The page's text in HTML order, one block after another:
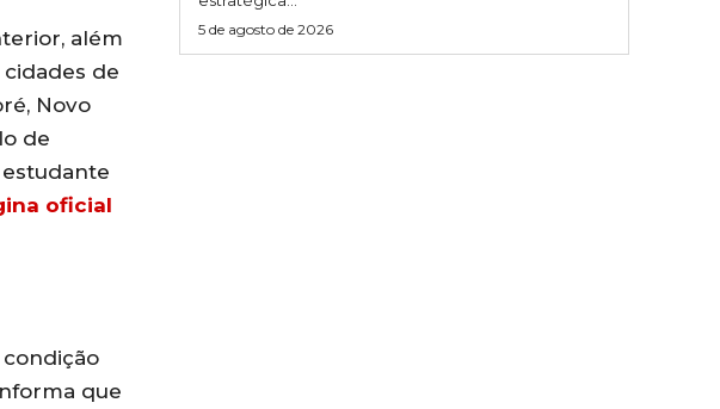
além
cidades de
Novo
de
estudante
oficial
que
5 de agosto de 2026